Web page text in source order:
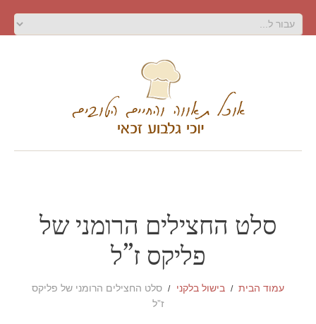
סלט החצילים הרומני של
פליקס ז”ל
עמוד הבית בישול בלקני
סלט החצילים הרומני של פליקס
ז”ל